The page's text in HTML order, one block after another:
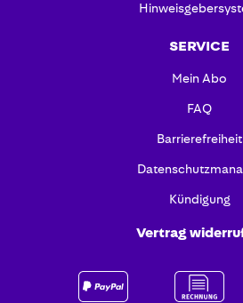
SERVICE
Mein Abo
FAQ
Barrierefreiheit
Kündigung
Vertrag